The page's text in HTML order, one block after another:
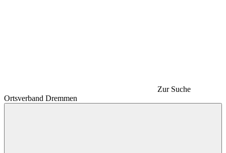
Zur Suche
Ortsverband Dremmen